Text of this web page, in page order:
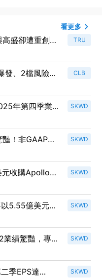
看更多
盛卻遭重創：
TRU
發、2檔風險待
CLB
年第四季業
場
SKWD
！非GAAP每
SKWD
收購Apollo
SKWD
5.55億美元收
市場領導地
SKWD
績驚豔，專注
長！
SKWD
季EPS達
SKWD